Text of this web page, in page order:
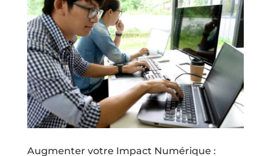
Augmenter votre Impact Numérique :